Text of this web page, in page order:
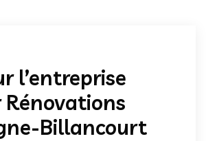
l’entreprise
Billancourt